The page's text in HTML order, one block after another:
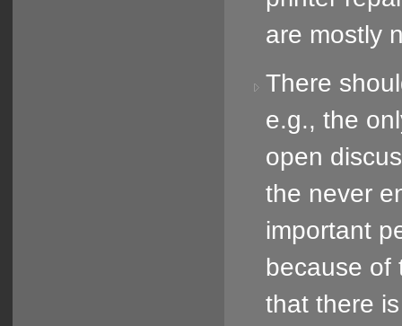
are mostly
There
e.g., the
open
the never
important
because of
that there